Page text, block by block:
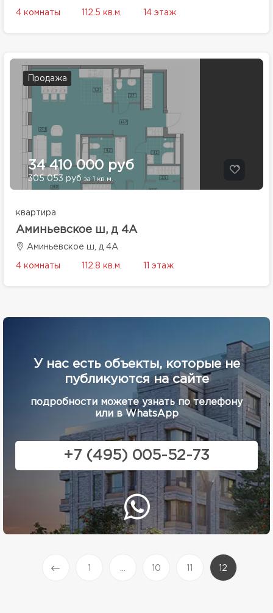
4 комнаты 112.5 кв.м. 14 этаж
Продажа
34 410 000 руб
305 053 рубза 1 кв.м.
квартира
Аминьевское ш, д 4А
Аминьевское ш, д 4А
4 комнаты 112.8 кв.м. 11 этаж
У нас есть объекты, которые не
публикуются на сайте
подробности можете узнать по телефону
или в WhatsApp
+7 (495) 005-52-73
10 12 (current)